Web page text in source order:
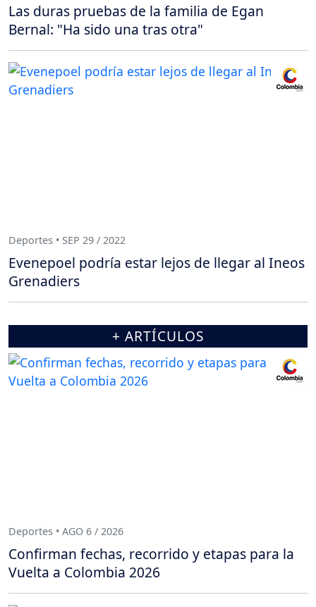
Las duras pruebas de la familia de Egan
Bernal: "Ha sido una tras otra"
Deportes • SEP 29 / 2022
Evenepoel podría estar lejos de llegar al Ineos
Grenadiers
+ ARTÍCULOS
Deportes • AGO 6 / 2026
Confirman fechas, recorrido y etapas para la
Vuelta a Colombia 2026